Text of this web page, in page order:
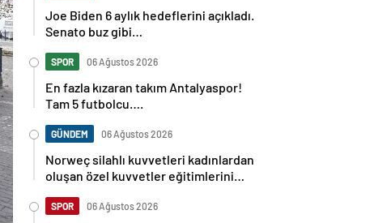
Joe Biden 6 aylık hedeflerini açıkladı.
Senato buz gibi…
SPOR 06 Ağustos 2026
En fazla kızaran takım Antalyaspor!
Tam 5 futbolcu….
GÜNDEM 06 Ağustos 2026
Norweç silahlı kuvvetleri kadınlardan
oluşan özel kuvvetler eğitimlerini
SPOR 06 Ağustos 2026